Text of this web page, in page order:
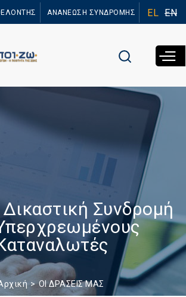
προς το ΑΝΑΝΕΩΣΗ ΣΥΝΔΡΟΜΗΣ EL EN
Συνδρομή
ΟΙ ΔΡΑΣΕΙΣ ΜΑΣ